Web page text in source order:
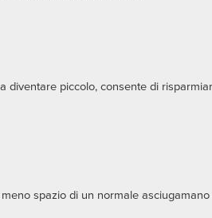
diventare piccolo, consente di
spazio di un normale